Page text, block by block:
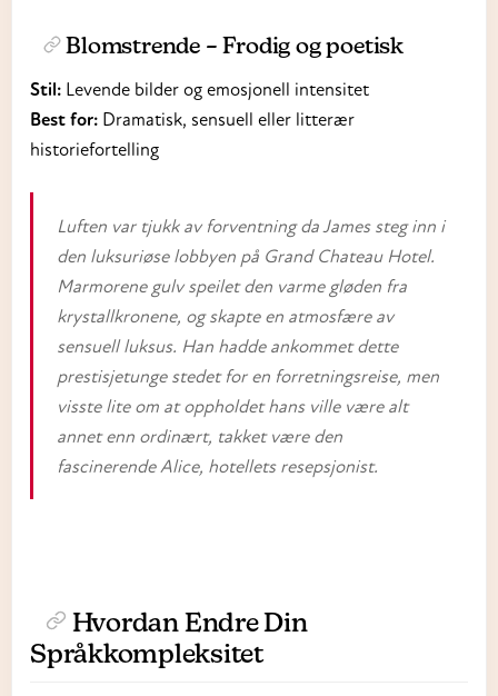
Blomstrende – Frodig og poetisk
Stil: Levende bilder og emosjonell intensitet
Best for: Dramatisk, sensuell eller litterær
historiefortelling
Luften var tjukk av forventning da James steg inn i
den luksuriøse lobbyen på Grand Chateau Hotel.
Marmorene gulv speilet den varme gløden fra
krystallkronene, og skapte en atmosfære av
sensuell luksus. Han hadde ankommet dette
prestisjetunge stedet for en forretningsreise, men
visste lite om at oppholdet hans ville være alt
annet enn ordinært, takket være den
fascinerende Alice, hotellets resepsjonist.
Hvordan Endre Din
Språkkompleksitet